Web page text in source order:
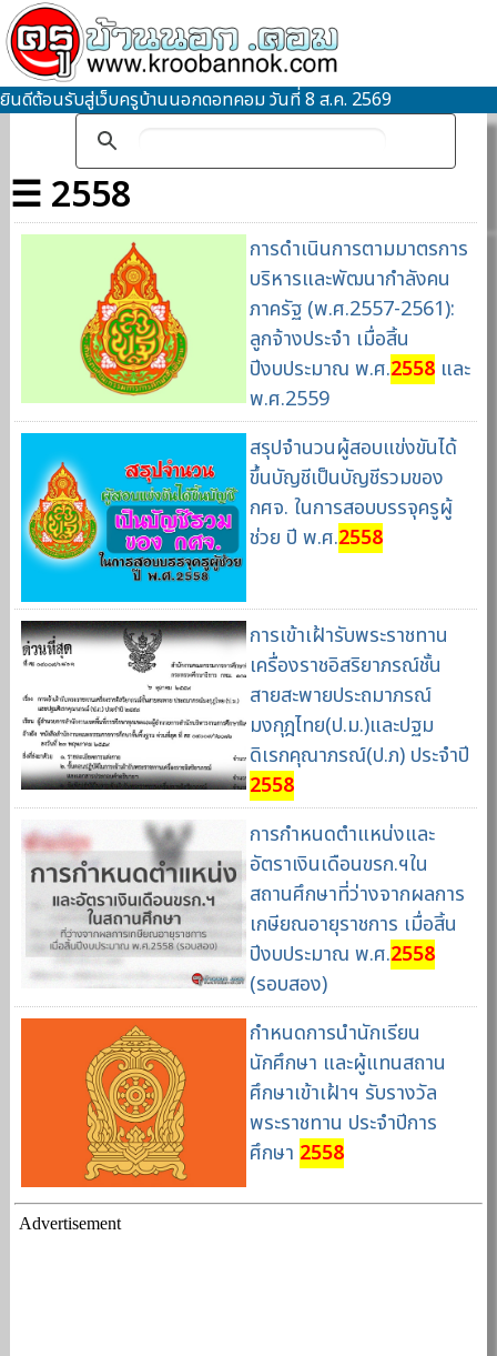
ยินดีต้อนรับสู่เว็บครูบ้านนอกดอทคอม วันที่ 8 ส.ค. 2569
☰ 2558
การดำเนินการตามมาตรการ
บริหารและพัฒนากำลังคน
ภาครัฐ (พ.ศ.2557-2561):
ลูกจ้างประจำ เมื่อสิ้น
ปีงบประมาณ พ.ศ.2558และ
พ.ศ.2559
สรุปจำนวนผู้สอบแข่งขันได้
ขึ้นบัญชีเป็นบัญชีรวมของ
กศจ. ในการสอบบรรจุครูผู้
ช่วย ปี พ.ศ.2558
การเข้าเฝ้ารับพระราชทาน
เครื่องราชอิสริยาภรณ์ชั้น
สายสะพายประถมาภรณ์
มงกุฎไทย(ป.ม.)และปฐม
ดิเรกคุณาภรณ์(ป.ภ) ประจำปี
2558
การกำหนดตำแหน่งและ
อัตราเงินเดือนขรก.ฯใน
สถานศึกษาที่ว่างจากผลการ
เกษียณอายุราชการ เมื่อสิ้น
ปีงบประมาณ พ.ศ.2558
(รอบสอง)
กำหนดการนำนักเรียน
นักศึกษา และผู้แทนสถาน
ศึกษาเข้าเฝ้าฯ รับรางวัล
พระราชทาน ประจำปีการ
ศึกษา 2558
Advertisement